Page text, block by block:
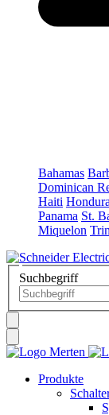
Bahamas
Dominican
Haiti
Panama St.
Miquelon
Suchbegriff
Produkte